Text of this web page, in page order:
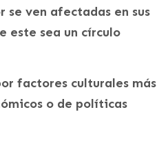
ven afectadas en sus
este sea un círculo
factores culturales más
o de políticas